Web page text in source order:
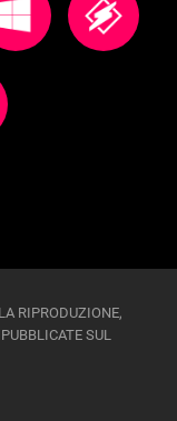
RIPRODUZIONE,
SUL